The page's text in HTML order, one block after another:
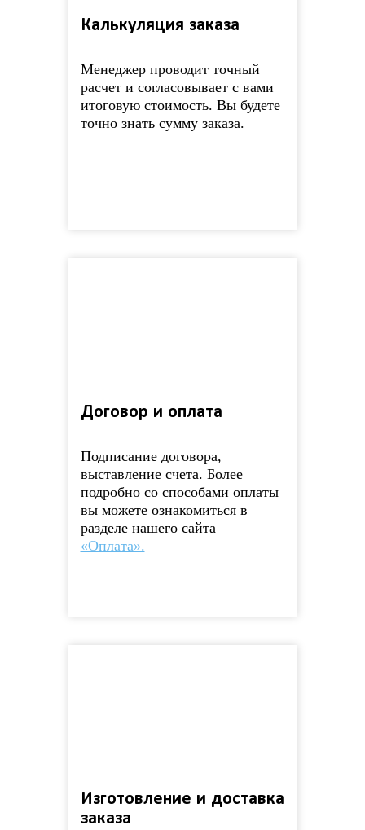
Калькуляция заказа
Менеджер проводит точный
расчет и согласовывает с вами
итоговую стоимость. Вы будете
точно знать сумму заказа.
Договор и оплата
Подписание договора,
выставление счета. Более
подробно со способами оплаты
вы можете ознакомиться в
разделе нашего сайта
«Оплата».
Изготовление и доставка
заказа